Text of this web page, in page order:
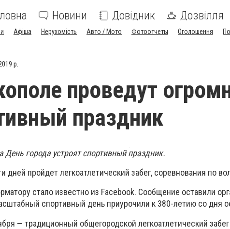
Новини Довідник Дозвілля
Афіша Нерухомість Авто / Мото Фотоотчеты Оголошення
р.
проведут
праздник
День города устроят спортивный праздник.
дней пройдет легкоатлетический забег, соревнования по
стало известно из Facebook. Сообщение оставили
спортивный день приурочили к 380-летию со дня
— традиционный общегородской легкоатлетический